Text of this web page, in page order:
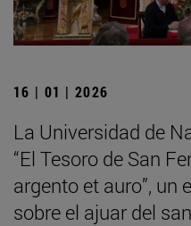
16 | 01 | 2026
La Universidad de
“El Tesoro de San
argento et auro”, un
sobre el ajuar del